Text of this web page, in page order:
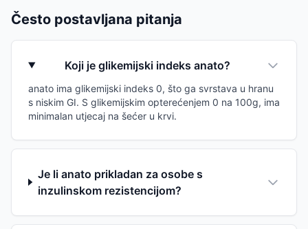
Često postavljana pitanja
Koji je glikemijski indeks anato?
anato ima glikemijski indeks 0, što ga svrstava u hranu
s niskim GI. S glikemijskim opterećenjem 0 na 100g, ima
minimalan utjecaj na šećer u krvi.
Je li anato prikladan za osobe s
inzulinskom rezistencijom?